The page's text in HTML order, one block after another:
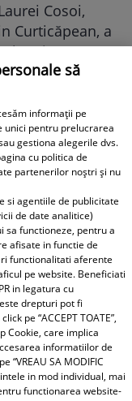
Cosoi,
Curticăpean, a
mai așteptat
a spus sexul
fetițe urmează...
Craiu:
esențiale de
în cazul în
se îneacă
să
informații pe
unici pentru prelucrarea
gestiona alegerile dvs.
cu politica de
partenerilor noștri și nu
si agentiile de publicitate
de date analitice)
sa functioneze, pentru a
afisate in functie de
functionalitati aferente
pe website. Beneficiati
in legatura cu
drepturi pot fi
pe “ACCEPT TOATE”,
Cookie, care implica
informatiilor de
“VREAU SA MODIFIC
in mod individual, mai
functionarea website-